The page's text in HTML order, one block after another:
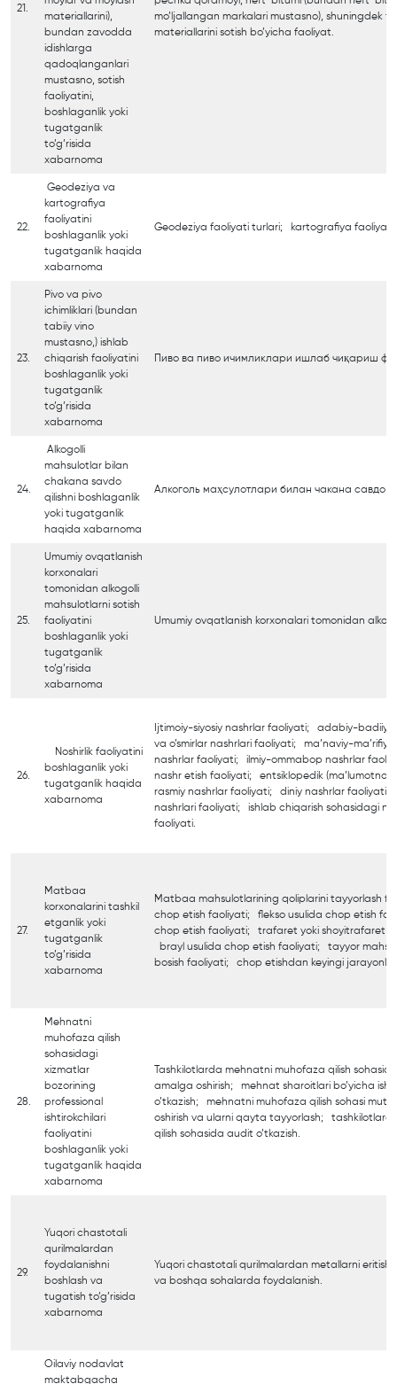
21.
materiallarini),
bundan zavodda
idishlarga
qadoqlanganlari
mustasno, sotish
faoliyatini,
boshlaganlik yoki
tugatganlik
to’g’risida
xabarnoma
mo’ljallangan markalari mustasno), shuningdek
materiallarini sotish bo’yicha faoliyat.
22.
Geodeziya va
kartografiya
faoliyatini
boshlaganlik yoki
tugatganlik haqida
xabarnoma
Geodeziya faoliyati turlari; kartografiya faoliyati
23.
Pivo va pivo
ichimliklari (bundan
tabiiy vino
mustasno,) ishlab
chiqarish faoliyatini
boshlaganlik yoki
tugatganlik
to’g’risida
xabarnoma
Пиво ва пиво ичимликлари ишлаб чиқариш
24.
Alkogolli
mahsulotlar bilan
chakana savdo
qilishni boshlaganlik
yoki tugatganlik
haqida xabarnoma
Алкоголь маҳсулотлари билан чакана савдо
25.
Umumiy ovqatlanish
korxonalari
tomonidan alkogolli
mahsulotlarni sotish
faoliyatini
boshlaganlik yoki
tugatganlik
to’g’risida
xabarnoma
Umumiy ovqatlanish korxonalari tomonidan
26.
Noshirlik faoliyatini
boshlaganlik yoki
tugatganlik haqida
xabarnoma
Ijtimoiy-siyosiy nashrlar faoliyati; adabiy-badiiy
va o’smirlar nashrlari faoliyati; ma’naviy-ma’rifiy
nashrlar faoliyati; ilmiy-ommabop nashrlar
nashr etish faoliyati; entsiklopedik
rasmiy nashrlar faoliyati; diniy nashrlar
nashrlari faoliyati; ishlab chiqarish sohasidagi
faoliyati.
27.
Matbaa
korxonalarini tashkil
etganlik yoki
tugatganlik
to’g’risida
xabarnoma
Matbaa mahsulotlarining qoliplarini tayyorlash
chop etish faoliyati; flekso usulida chop etish
chop etish faoliyati; trafaret yoki shoyitrafaret
brayl usulida chop etish faoliyati; tayyor
bosish faoliyati; chop etishdan keyingi
28.
Mehnatni
muhofaza qilish
sohasidagi
xizmatlar
bozorining
professional
ishtirokchilari
faoliyatini
boshlaganlik yoki
tugatganlik haqida
xabarnoma
Tashkilotlarda mehnatni muhofaza qilish
amalga oshirish; mehnat sharoitlari bo’yicha ish
o’tkazish; mehnatni muhofaza qilish sohasi
oshirish va ularni qayta tayyorlash;
qilish sohasida audit o’tkazish.
29.
Yuqori chastotali
qurilmalardan
foydalanishni
boshlash va
tugatish to’g’risida
xabarnoma
Yuqori chastotali qurilmalardan metallarni eritish,
va boshqa sohalarda foydalanish.
Oilaviy nodavlat
maktabgacha